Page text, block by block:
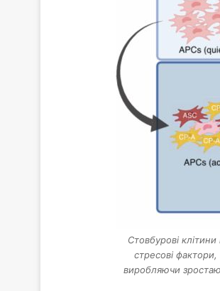
Стовбурові
стресові
виробляючи